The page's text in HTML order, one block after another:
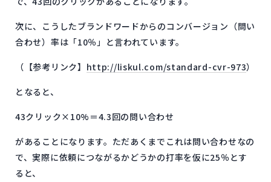
次に、こうしたブランドワードからのコンバージョン（問い
合わせ）率は「10％」と言われています。
（【参考リンク】 http://liskul.com/standard-cvr-973）
となると、
43クリック×10%＝4.3回の問い合わせ
があることになります。ただあくまでこれは問い合わせなの
で、実際に依頼につながるかどうかの打率を仮に25％とす
ると、